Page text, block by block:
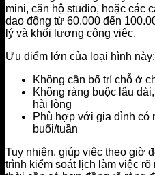
mini, căn hộ studio, hoặc các
dao động từ 60.000 đến
lý và khối lượng công việc.
Ưu điểm lớn của loại hình này:
Không cần bố trí chỗ ở
Không ràng buộc lâu
hài lòng
Phù hợp với gia đình có
buổi/tuần
Tuy nhiên, giúp việc theo giờ
trình kiểm soát lịch làm việc